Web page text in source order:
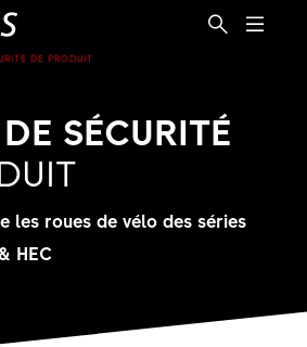
DE PRODUIT
SÉCURITÉ
les roues de vélo des séries
HEC